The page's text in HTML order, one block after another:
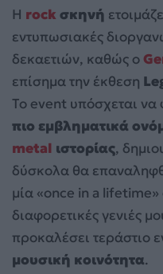
Η rock σκηνή
εντυπωσιακές
δεκαετιών, καθώς ο
επίσημα την έκθεση
Το event υπόσχεται να
πιο εμβληματικά
metal ιστορίας,
δύσκολα θα
μία «once in a lifetime»
διαφορετικές γενιές
προκαλέσει τεράστιο
μουσική κοινότητα.